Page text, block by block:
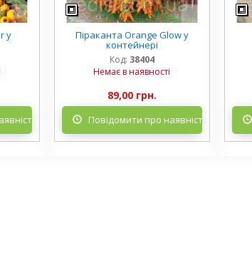
у Піраканта Orange Glow у
контейнері
Код: 38404
Немає в наявності
89,00 грн.
Повідомити про наявність